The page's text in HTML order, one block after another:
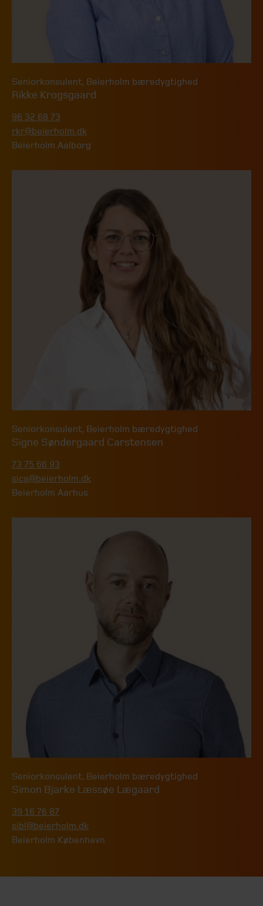
Seniorkonsulent, Beierholm bæredygtighed
Rikke Krogsgaard
96 32 68 73
rkr@beierholm.dk
Beierholm Aalborg
Seniorkonsulent, Beierholm bæredygtighed
Signe Søndergaard Carstensen
73 75 66 93
sica@beierholm.dk
Beierholm Aarhus
Seniorkonsulent, Beierholm bæredygtighed
Simon Bjarke Læssøe Lægaard
39 16 76 87
sibl@beierholm.dk
Beierholm København